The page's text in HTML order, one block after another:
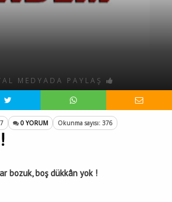
MEDYADA PAYLAŞ
0 YORUM Okunma sayısı: 376
bozuk, boş dükkân yok !